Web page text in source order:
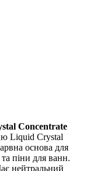
Concentrate
Liquid Crystal
основа для
піни для ванн.
нейтральний